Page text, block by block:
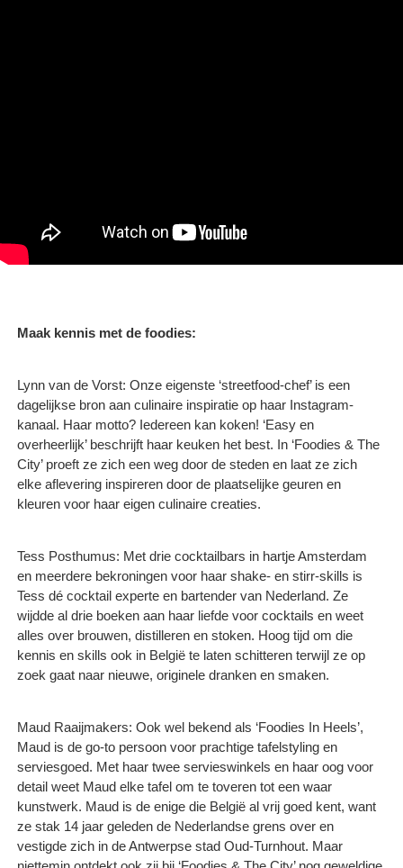
Maak kennis met de foodies:
Lynn van de Vorst: Onze eigenste ‘streetfood-chef’ is een
dagelijkse bron aan culinaire inspiratie op haar Instagram-
kanaal. Haar motto? Iedereen kan koken! ‘Easy en
overheerlijk’ beschrijft haar keuken het best. In ‘Foodies & The
City’ proeft ze zich een weg door de steden en laat ze zich
elke aflevering inspireren door de plaatselijke geuren en
kleuren voor haar eigen culinaire creaties.
Tess Posthumus: Met drie cocktailbars in hartje Amsterdam
en meerdere bekroningen voor haar shake- en stirr-skills is
Tess dé cocktail experte en bartender van Nederland. Ze
wijdde al drie boeken aan haar liefde voor cocktails en weet
alles over brouwen, distilleren en stoken. Hoog tijd om die
kennis en skills ook in België te laten schitteren terwijl ze op
zoek gaat naar nieuwe, originele dranken en smaken.
Maud Raaijmakers: Ook wel bekend als ‘Foodies In Heels’,
Maud is de go-to persoon voor prachtige tafelstyling en
serviesgoed. Met haar twee servieswinkels en haar oog voor
detail weet Maud elke tafel om te toveren tot een waar
kunstwerk. Maud is de enige die België al vrij goed kent, want
ze stak 14 jaar geleden de Nederlandse grens over en
vestigde zich in de Antwerpse stad Oud-Turnhout. Maar